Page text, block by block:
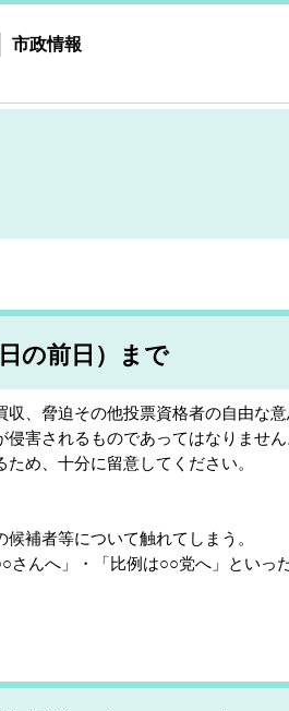
市政情報
の前日）まで
、脅迫その他投票資格者の自由な意
害されるものであってはなりません
め、十分に留意してください。
補者等について触れてしまう。
んへ」・「比例は○○党へ」といっ